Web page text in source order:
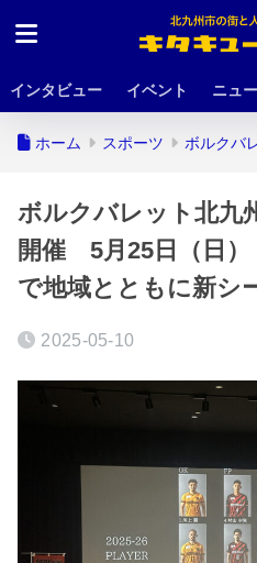
インタビュー イベント ニュ
ホーム スポーツ ボルクバ
ボルクバレット北九
開催 5月25日（日）
で地域とともに新シ
2025-05-10